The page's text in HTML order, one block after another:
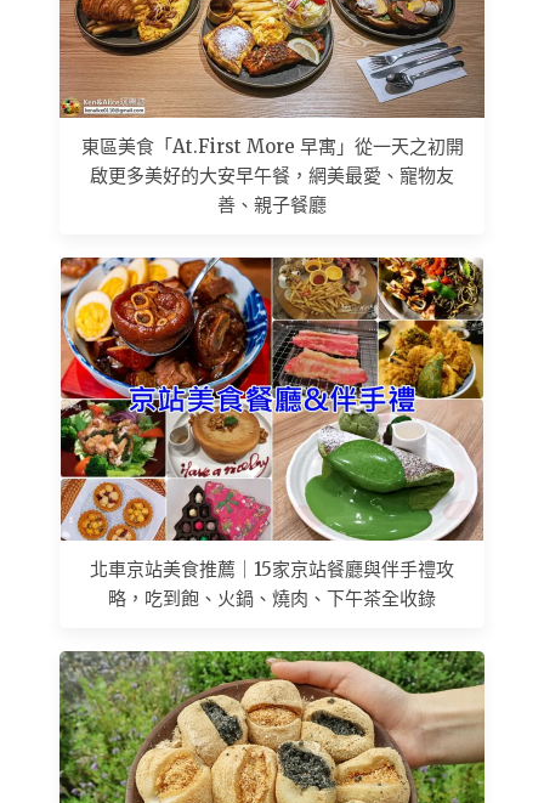
東區美食「At.First More 早寓」從一天之初開
啟更多美好的大安早午餐，網美最愛、寵物友
善、親子餐廳
北車京站美食推薦｜15家京站餐廳與伴手禮攻
略，吃到飽、火鍋、燒肉、下午茶全收錄